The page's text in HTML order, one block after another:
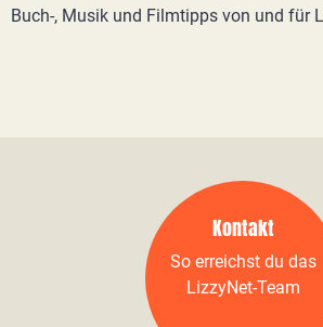
Buch-, Musik und Filmtipps von und für
Kontakt
So erreichst du das
LizzyNet-Team